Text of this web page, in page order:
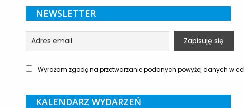
NEWSLETTER
Wyrażam zgodę na przetwarzanie podanych powyżej danych w
KALENDARZ WYDARZEŃ